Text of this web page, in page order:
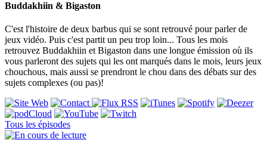
Buddakhiin & Bigaston
C'est l'histoire de deux barbus qui se sont retrouvé pour parler de
jeux vidéo. Puis c'est partit un peu trop loin... Tous les mois
retrouvez Buddakhiin et Bigaston dans une longue émission où ils
vous parleront des sujets qui les ont marqués dans le mois, leurs jeux
chouchous, mais aussi se prendront le chou dans des débats sur des
sujets complexes (ou pas)!
Tous les épisodes